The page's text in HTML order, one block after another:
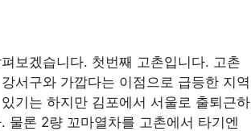
보겠습니다. 첫번째 고촌입니다. 고촌
서구와 가깝다는 이점으로 급등한 지역
기는 하지만 김포에서 서울로 출퇴근하
물론 2량 꼬마열차를 고촌에서 타기엔